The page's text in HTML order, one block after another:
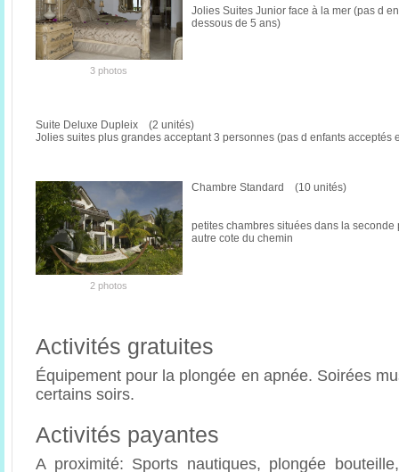
3 photos
Jolies Suites Junior face à la mer (pas d
dessous de 5 ans)
Suite Deluxe Dupleix (2 unités)
Jolies suites plus grandes acceptant 3 personnes (pas d enfants acceptés
2 photos
Chambre Standard (10 unités)
petites chambres situées dans la seconde
autre cote du chemin
Activités gratuites
Équipement pour la plongée en apnée. Soirées
certains soirs.
Activités payantes
A proximité: Sports nautiques, plongée